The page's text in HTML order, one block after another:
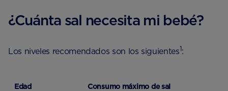
¿Cuánta sal necesita mi bebé?
Los niveles recomendados son los siguientes1:
Edad Consumo máximo de sal